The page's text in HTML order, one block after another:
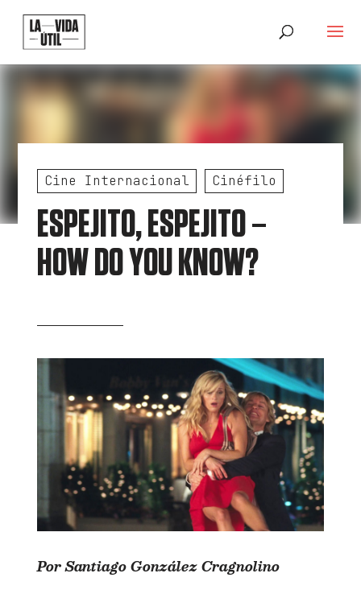
Cine Internacional Cinéfilo
ESPEJITO, ESPEJITO –
HOW DO YOU KNOW?
Por Santiago González Cragnolino